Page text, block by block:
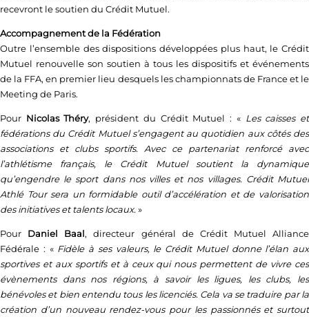
recevront le soutien du Crédit Mutuel.
Accompagnement de la Fédération
Outre l’ensemble des dispositions développées plus haut, le Crédit
Mutuel renouvelle son soutien à tous les dispositifs et événements
de la FFA, en premier lieu desquels les championnats de France et le
Meeting de Paris.
Pour Nicolas Théry, président du Crédit Mutuel : « Les caisses et
fédérations du Crédit Mutuel s’engagent au quotidien aux côtés des
associations et clubs sportifs. Avec ce partenariat renforcé avec
l’athlétisme français, le Crédit Mutuel soutient la dynamique
qu’engendre le sport dans nos villes et nos villages. Crédit Mutuel
Athlé Tour sera un formidable outil d’accélération et de valorisation
des initiatives et talents locaux. »
Pour Daniel Baal, directeur général de Crédit Mutuel Alliance
Fédérale : « Fidèle à ses valeurs, le Crédit Mutuel donne l’élan aux
sportives et aux sportifs et à ceux qui nous permettent de vivre ces
évènements dans nos régions, à savoir les ligues, les clubs, les
bénévoles et bien entendu tous les licenciés. Cela va se traduire par la
création d’un nouveau rendez-vous pour les passionnés et surtout